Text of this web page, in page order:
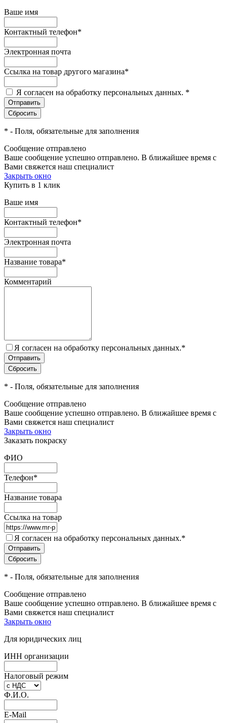
Ваше имя
Контактный телефон*
Электронная почта
Ссылка на товар другого магазина*
Я согласен на обработку персональных данных. *
* - Поля, обязательные для заполнения
Сообщение отправлено
Ваше сообщение успешно отправлено. В ближайшее время с
Вами свяжется наш специалист
Закрыть окно
Купить в 1 клик
Ваше имя
Контактный телефон*
Электронная почта
Название товара*
Комментарий
Я согласен на обработку персональных данных.*
* - Поля, обязательные для заполнения
Сообщение отправлено
Ваше сообщение успешно отправлено. В ближайшее время с
Вами свяжется наш специалист
Закрыть окно
Заказать покраску
ФИО
Телефон*
Название товара
Ссылка на товар
Я согласен на обработку персональных данных.*
* - Поля, обязательные для заполнения
Сообщение отправлено
Ваше сообщение успешно отправлено. В ближайшее время с
Вами свяжется наш специалист
Закрыть окно
Для юридических лиц
ИНН организации
Налоговый режим
Ф.И.О.
E-Mail